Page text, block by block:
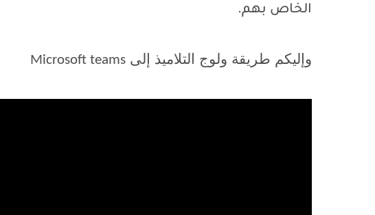
الخاص بهم.
وإليكم طريقة ولوج التلاميذ إلى Microsoft teams